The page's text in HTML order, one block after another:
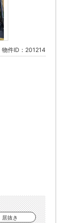
物件ID：201214
居抜き